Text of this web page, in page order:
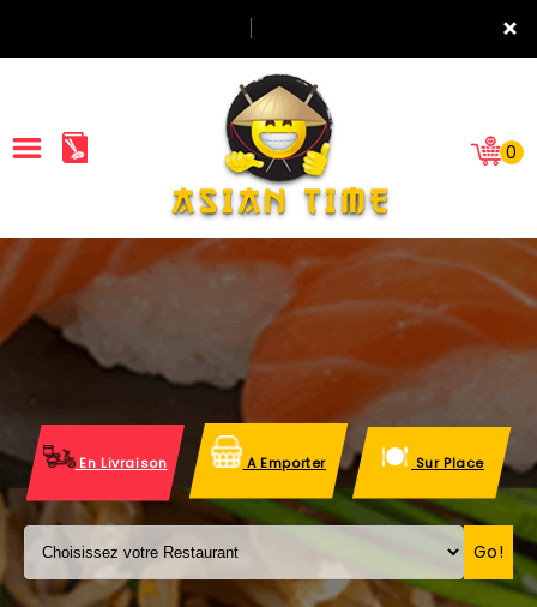
×
ACCUEIL
LA CARTE
VOS AVIS
MENTIONS LÉGALES
C.G.V
0
En Livraison A Emporter Sur Place
Go!